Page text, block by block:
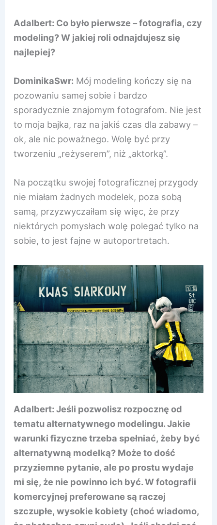
Adalbert: Co było pierwsze – fotografia, czy
modeling? W jakiej roli odnajdujesz się
najlepiej?
DominikaSwr: Mój modeling kończy się na
pozowaniu samej sobie i bardzo
sporadycznie znajomym fotografom. Nie jest
to moja bajka, raz na jakiś czas dla zabawy –
ok, ale nic poważnego. Wolę być przy
tworzeniu „reżyserem”, niż „aktorką”.
Na początku swojej fotograficznej przygody
nie miałam żadnych modelek, poza sobą
samą, przyzwyczaiłam się więc, że przy
niektórych pomysłach wolę polegać tylko na
sobie, to jest fajne w autoportretach.
Adalbert: Jeśli pozwolisz rozpocznę od
tematu alternatywnego modelingu. Jakie
warunki fizyczne trzeba spełniać, żeby być
alternatywną modelką? Może to dość
przyziemne pytanie, ale po prostu wydaje
mi się, że nie powinno ich być. W fotografii
komercyjnej preferowane są raczej
szczupłe, wysokie kobiety (choć wiadomo,